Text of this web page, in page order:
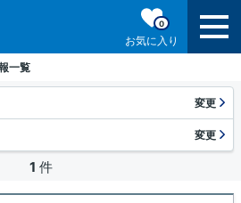
お気に入り
0
一覧
変更
変更
1 件